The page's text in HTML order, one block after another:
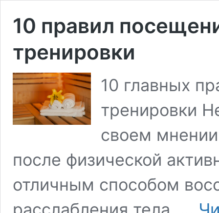
10 правил
тренировки
10 главных
тренировки
своем
после физической
отличным способом